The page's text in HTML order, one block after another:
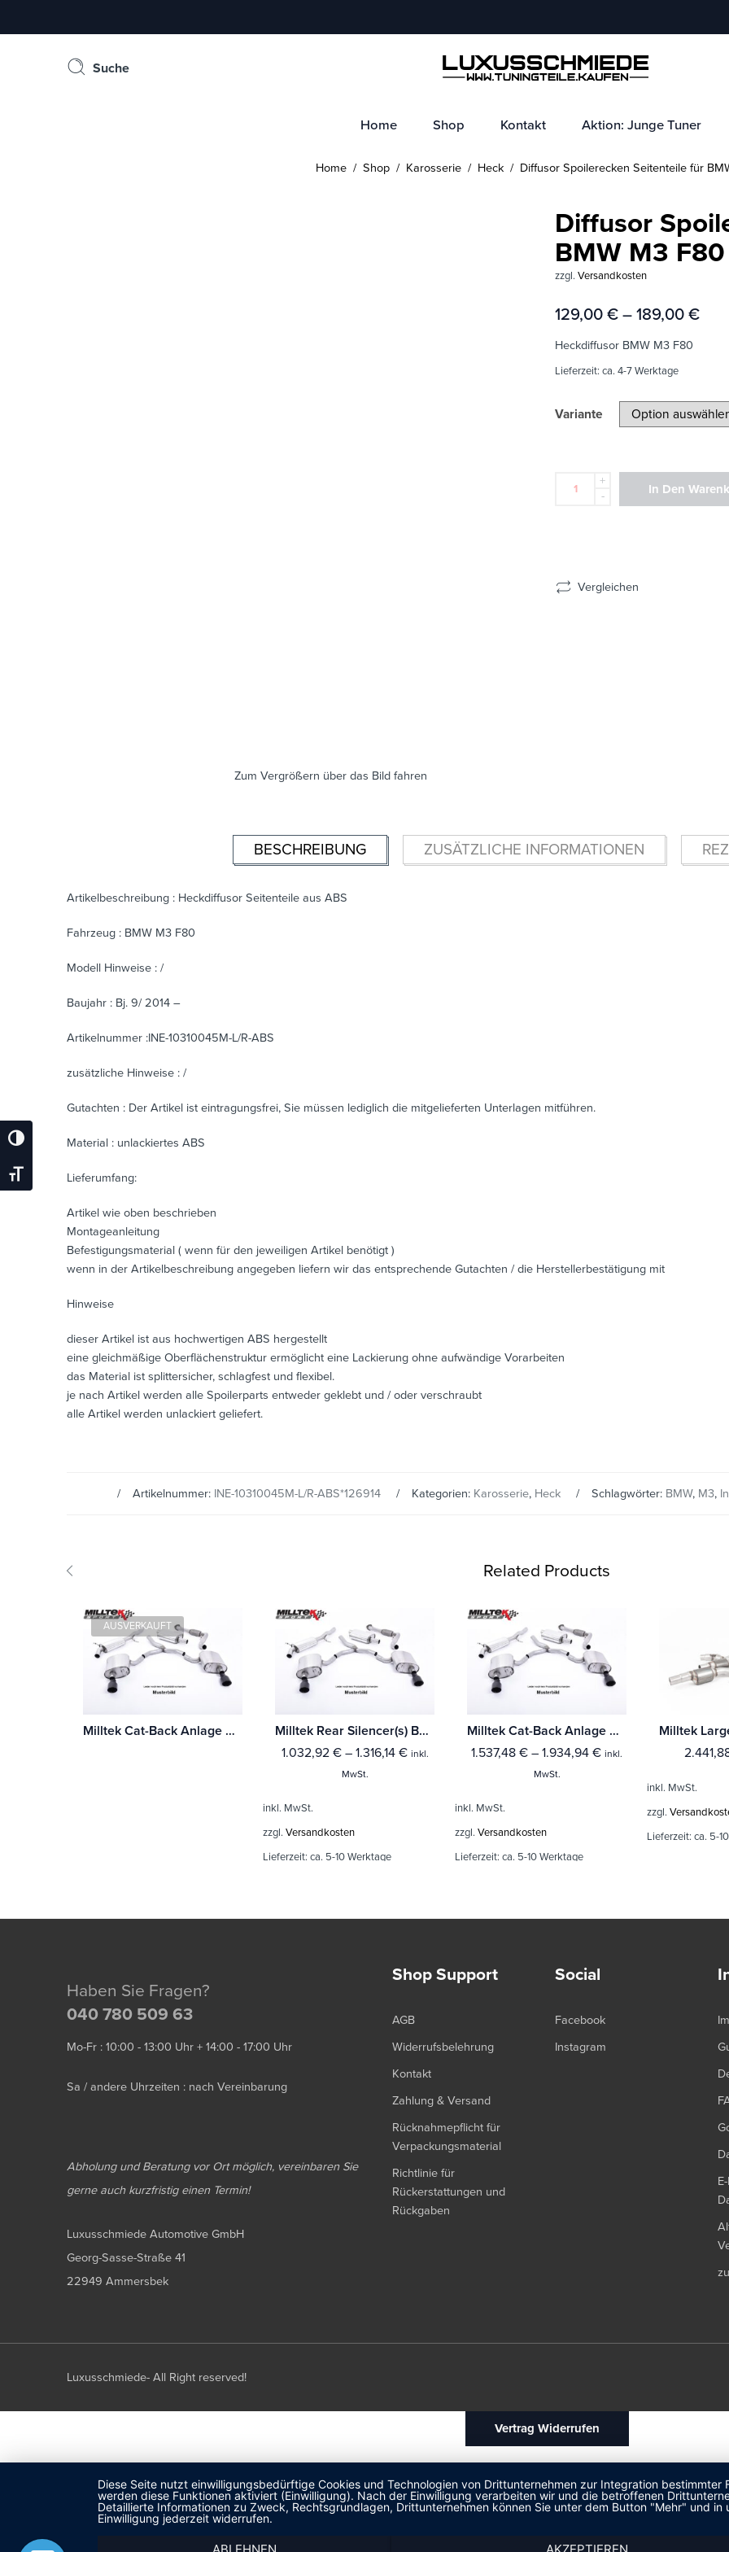
Umschalten Auf Hohe Kontraste
Schrift Vergrößern
Suche
Home Shop Kontakt Aktion: Junge Tuner
Home / Shop / Karosserie / Heck / Diffusor Spoilerecken Seitenteile für
Zum Vergrößern über das Bild fahren
Diffusor
BMW M3 F80
zzgl. Versandkosten
129,00 € – 189,00 €
Heckdiffusor BMW M3 F80
Lieferzeit: ca. 4-7 Werktage
Variante
+
-
In Den
Vergleichen
BESCHREIBUNG ZUSÄTZLICHE INFORMATIONEN
Artikelbeschreibung : Heckdiffusor Seitenteile aus ABS
Fahrzeug : BMW M3 F80
Modell Hinweise : /
Baujahr : Bj. 9/ 2014 –
Artikelnummer :INE-10310045M-L/R-ABS
zusätzliche Hinweise : /
Gutachten : Der Artikel ist eintragungsfrei, Sie müssen lediglich die mitgelieferten Unterlagen mitführen.
Material : unlackiertes ABS
Lieferumfang:
Artikel wie oben beschrieben
Montageanleitung
Befestigungsmaterial ( wenn für den jeweiligen Artikel benötigt )
wenn in der Artikelbeschreibung angegeben liefern wir das entsprechende Gutachten / die Herstellerbestätigung mit
Hinweise
dieser Artikel ist aus hochwertigen ABS hergestellt
eine gleichmäßige Oberflächenstruktur ermöglicht eine Lackierung ohne aufwändige Vorarbeiten
das Material ist splittersicher, schlagfest und flexibel.
je nach Artikel werden alle Spoilerparts entweder geklebt und / oder verschraubt
alle Artikel werden unlackiert geliefert.
Artikelnummer: INE-10310045M-L/R-ABS*126914 Kategorien: Karosserie, Heck Schlagwörter: BMW, M3,
Related Products
AUSVERKAUFT
Milltek Cat-Back Anlage BMW 1 Series 123d M Sport Coupé (E82)
Milltek Rear Silencer(s) BMW 1 Series M135i 3 & 5-Türer (F21 & F20 Ohnee xDrive) Mit TÜV / ECE Zulassung!
1.032,92 €– 1.316,14 € inkl.
MwSt.
inkl. MwSt.
zzgl. Versandkosten
Lieferzeit: ca. 5-10 Werktage
Milltek Cat-Back Anlage BMW 1 Series M140i 3 & 5-Türer (F20 & F21 LCI OPF Only & Ohnee xDrive)
1.537,48 € – 1.934,94 € inkl.
MwSt.
inkl. MwSt.
zzgl. Versandkosten
Lieferzeit: ca. 5-10 Werktage
inkl. MwSt.
zzgl.
Lieferzeit: ca. 5-
Haben Sie Fragen?
040 780 509 63
Mo-Fr : 10:00 - 13:00 Uhr + 14:00 - 17:00 Uhr
Sa / andere Uhrzeiten : nach Vereinbarung
Abholung und Beratung vor Ort möglich, vereinbaren Sie
gerne auch kurzfristig einen Termin!
Luxusschmiede Automotive GmbH
Georg-Sasse-Straße 41
22949 Ammersbek
Shop Support
AGB
Widerrufsbelehrung
Kontakt
Zahlung & Versand
Rücknahmepflicht für
Verpackungsmaterial
Richtlinie für
Rückerstattungen und
Rückgaben
Social
Facebook
Instagram
Luxusschmiede- All Right reserved!
Vertrag Widerrufen
Diese Seite nutzt einwilligungsbedürftige Cookies und Technologien von Drittunternehmen zur Integration
werden diese Funktionen aktiviert (Einwilligung). Nach der Einwilligung verarbeiten wir und die betroffenen
Detaillierte Informationen zu Zweck, Rechtsgrundlagen, Drittunternehmen können Sie unter dem Button "Mehr" und
Einwilligung jederzeit widerrufen.